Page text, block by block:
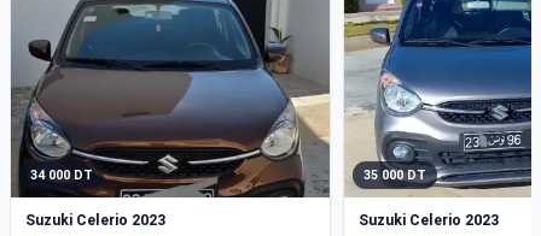
34 000 DT
Suzuki Celerio 2023
35 000 DT
Suzuki Celerio 2023